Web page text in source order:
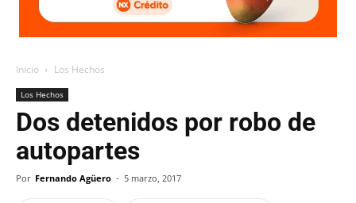
Inicio Los Hechos
Los Hechos
Dos detenidos por robo de
autopartes
Por Fernando Agüero - 5 marzo, 2017